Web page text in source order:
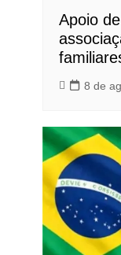
Apoio
8 de